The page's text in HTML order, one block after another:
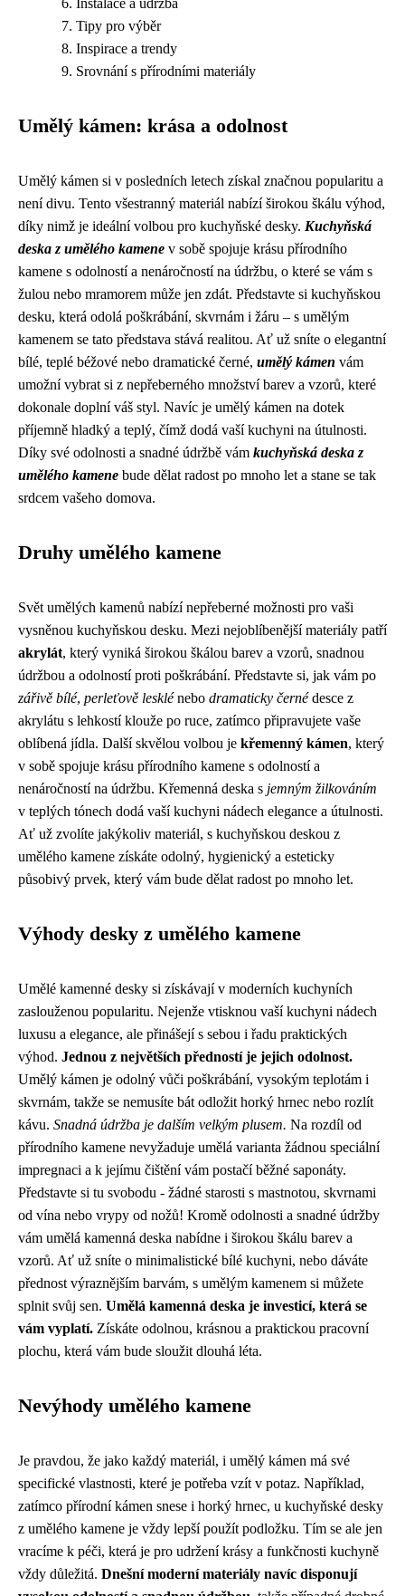
Instalace a údržba
Tipy pro výběr
Inspirace a trendy
Srovnání s přírodními materiály
Umělý kámen: krása a odolnost
Umělý kámen si v posledních letech získal značnou popularitu a
není divu. Tento všestranný materiál nabízí širokou škálu výhod,
díky nimž je ideální volbou pro kuchyňské desky. Kuchyňská
deska z umělého kamene v sobě spojuje krásu přírodního
kamene s odolností a nenáročností na údržbu, o které se vám s
žulou nebo mramorem může jen zdát. Představte si kuchyňskou
desku, která odolá poškrábání, skvrnám i žáru – s umělým
kamenem se tato představa stává realitou. Ať už sníte o elegantní
bílé, teplé béžové nebo dramatické černé, umělý kámen vám
umožní vybrat si z nepřeberného množství barev a vzorů, které
dokonale doplní váš styl. Navíc je umělý kámen na dotek
příjemně hladký a teplý, čímž dodá vaší kuchyni na útulnosti.
Díky své odolnosti a snadné údržbě vám kuchyňská deska z
umělého kamene bude dělat radost po mnoho let a stane se tak
srdcem vašeho domova.
Druhy umělého kamene
Svět umělých kamenů nabízí nepřeberné možnosti pro vaši
vysněnou kuchyňskou desku. Mezi nejoblíbenější materiály patří
akrylát, který vyniká širokou škálou barev a vzorů, snadnou
údržbou a odolností proti poškrábání. Představte si, jak vám po
zářivě bílé, perleťově lesklénebo dramaticky černédesce z
akrylátu s lehkostí klouže po ruce, zatímco připravujete vaše
oblíbená jídla. Další skvělou volbou je křemenný kámen, který
v sobě spojuje krásu přírodního kamene s odolností a
nenáročností na údržbu. Křemenná deska s jemným žilkováním
v teplých tónech dodá vaší kuchyni nádech elegance a útulnosti.
Ať už zvolíte jakýkoliv materiál, s kuchyňskou deskou z
umělého kamene získáte odolný, hygienický a esteticky
působivý prvek, který vám bude dělat radost po mnoho let.
Výhody desky z umělého kamene
Umělé kamenné desky si získávají v moderních kuchyních
zaslouženou popularitu. Nejenže vtisknou vaší kuchyni nádech
luxusu a elegance, ale přinášejí s sebou i řadu praktických
výhod. Jednou z největších předností je jejich odolnost.
Umělý kámen je odolný vůči poškrábání, vysokým teplotám i
skvrnám, takže se nemusíte bát odložit horký hrnec nebo rozlít
kávu. Snadná údržba je dalším velkým plusem. Na rozdíl od
přírodního kamene nevyžaduje umělá varianta žádnou speciální
impregnaci a k jejímu čištění vám postačí běžné saponáty.
Představte si tu svobodu - žádné starosti s mastnotou, skvrnami
od vína nebo vrypy od nožů! Kromě odolnosti a snadné údržby
vám umělá kamenná deska nabídne i širokou škálu barev a
vzorů. Ať už sníte o minimalistické bílé kuchyni, nebo dáváte
přednost výraznějším barvám, s umělým kamenem si můžete
splnit svůj sen. Umělá kamenná deska je investicí, která se
vám vyplatí. Získáte odolnou, krásnou a praktickou pracovní
plochu, která vám bude sloužit dlouhá léta.
Nevýhody umělého kamene
Je pravdou, že jako každý materiál, i umělý kámen má své
specifické vlastnosti, které je potřeba vzít v potaz. Například,
zatímco přírodní kámen snese i horký hrnec, u kuchyňské desky
z umělého kamene je vždy lepší použít podložku. Tím se ale jen
vracíme k péči, která je pro udržení krásy a funkčnosti kuchyně
vždy důležitá. Dnešní moderní materiály navíc disponují